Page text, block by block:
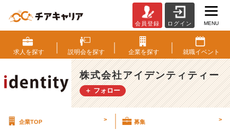
近
1
週
間
く
ら
会員登録 ログイン MENU
求人を探す 説明会を探す 企業を探す 就職イベント
株式会社アイデンティティー
＋ フォロー
企業TOP > 募集 >